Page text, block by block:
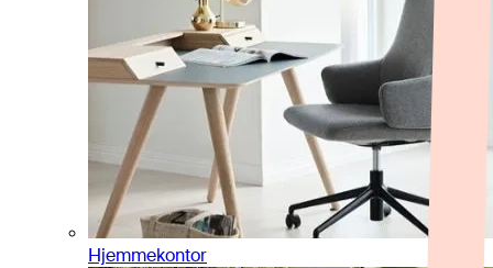
Hjemmekontor